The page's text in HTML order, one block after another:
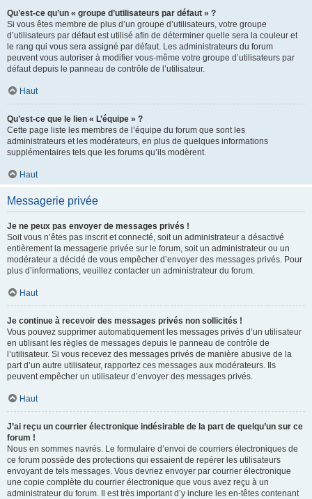
Qu’est-ce qu’un « groupe d’utilisateurs par défaut » ?
Si vous êtes membre de plus d’un groupe d’utilisateurs, votre groupe
d’utilisateurs par défaut est utilisé afin de déterminer quelle sera la couleur et
le rang qui vous sera assigné par défaut. Les administrateurs du forum
peuvent vous autoriser à modifier vous-même votre groupe d’utilisateurs par
défaut depuis le panneau de contrôle de l’utilisateur.
Haut
Qu’est-ce que le lien « L’équipe » ?
Cette page liste les membres de l’équipe du forum que sont les
administrateurs et les modérateurs, en plus de quelques informations
supplémentaires tels que les forums qu’ils modèrent.
Haut
Messagerie privée
Je ne peux pas envoyer de messages privés !
Soit vous n’êtes pas inscrit et connecté, soit un administrateur a désactivé
entièrement la messagerie privée sur le forum, soit un administrateur ou un
modérateur a décidé de vous empêcher d’envoyer des messages privés. Pour
plus d’informations, veuillez contacter un administrateur du forum.
Haut
Je continue à recevoir des messages privés non sollicités !
Vous pouvez supprimer automatiquement les messages privés d’un utilisateur
en utilisant les règles de messages depuis le panneau de contrôle de
l’utilisateur. Si vous recevez des messages privés de manière abusive de la
part d’un autre utilisateur, rapportez ces messages aux modérateurs. Ils
peuvent empêcher un utilisateur d’envoyer des messages privés.
Haut
J’ai reçu un courrier électronique indésirable de la part de quelqu’un sur ce
forum !
Nous en sommes navrés. Le formulaire d’envoi de courriers électroniques de
ce forum possède des protections qui essaient de repérer les utilisateurs
envoyant de tels messages. Vous devriez envoyer par courrier électronique
une copie complète du courrier électronique que vous avez reçu à un
administrateur du forum. Il est très important d’y inclure les en-têtes contenant